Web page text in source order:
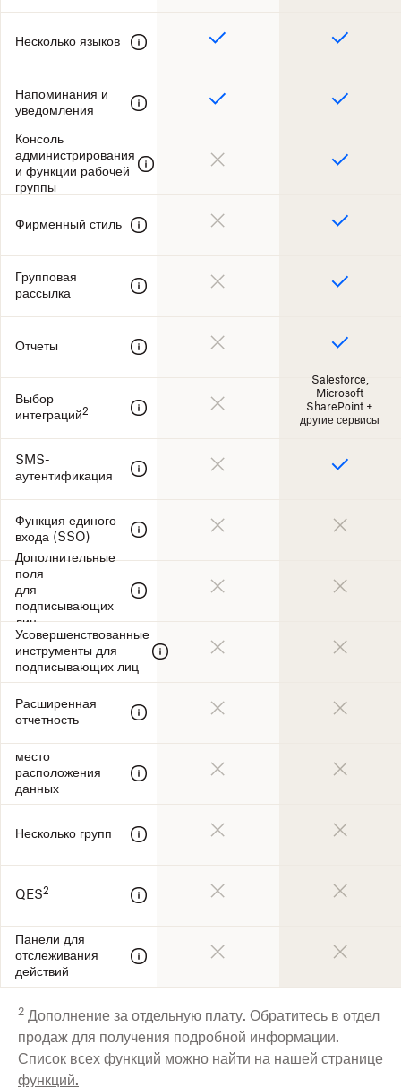
Несколько языков
Напоминания и
уведомления
Консоль
администрирования
и функции рабочей
группы
Фирменный стиль
Групповая
рассылка
Отчеты
Выбор
интеграций2
SMS-
аутентификация
Функция единого
входа (SSO)
Дополнительные
поля
для
подписывающих
лиц
Усовершенствованные
инструменты для
подписывающих лиц
Расширенная
отчетность
место
расположения
данных
Несколько групп
QES2
Панели для
отслеживания
действий
Salesforce,
Microsoft
SharePoint +
другие сервисы
2 Дополнение за отдельную плату. Обратитесь в отдел
продаж для получения подробной информации.
Список всех функций можно найти на нашей странице
функций.